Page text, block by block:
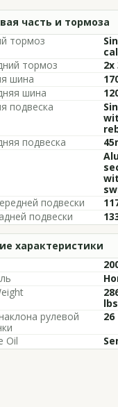
часть и тормоза
тормоз
тормоз
2x
шина
шина
подвеска
подвеска
подвески
подвески
характеристики
lbs
рулевой
26
Oil